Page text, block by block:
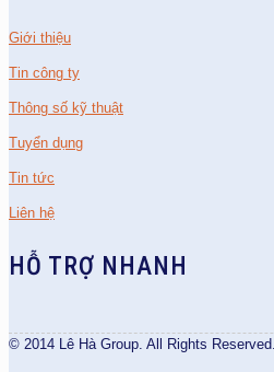
Giới thiệu
Tin công ty
Thông số kỹ thuật
Tuyển dụng
Tin tức
Liên hệ
HỖ TRỢ NHANH
© 2014 Lê Hà Group. All Rights Reserved.